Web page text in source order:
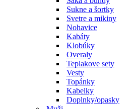
Sukne a šortky
Svetre a mikiny
Nohavice
Kabáty
Klobúky
Overaly
Teplakove sety
Vesty
Topánky
Kabelky
Doplnky/opasky